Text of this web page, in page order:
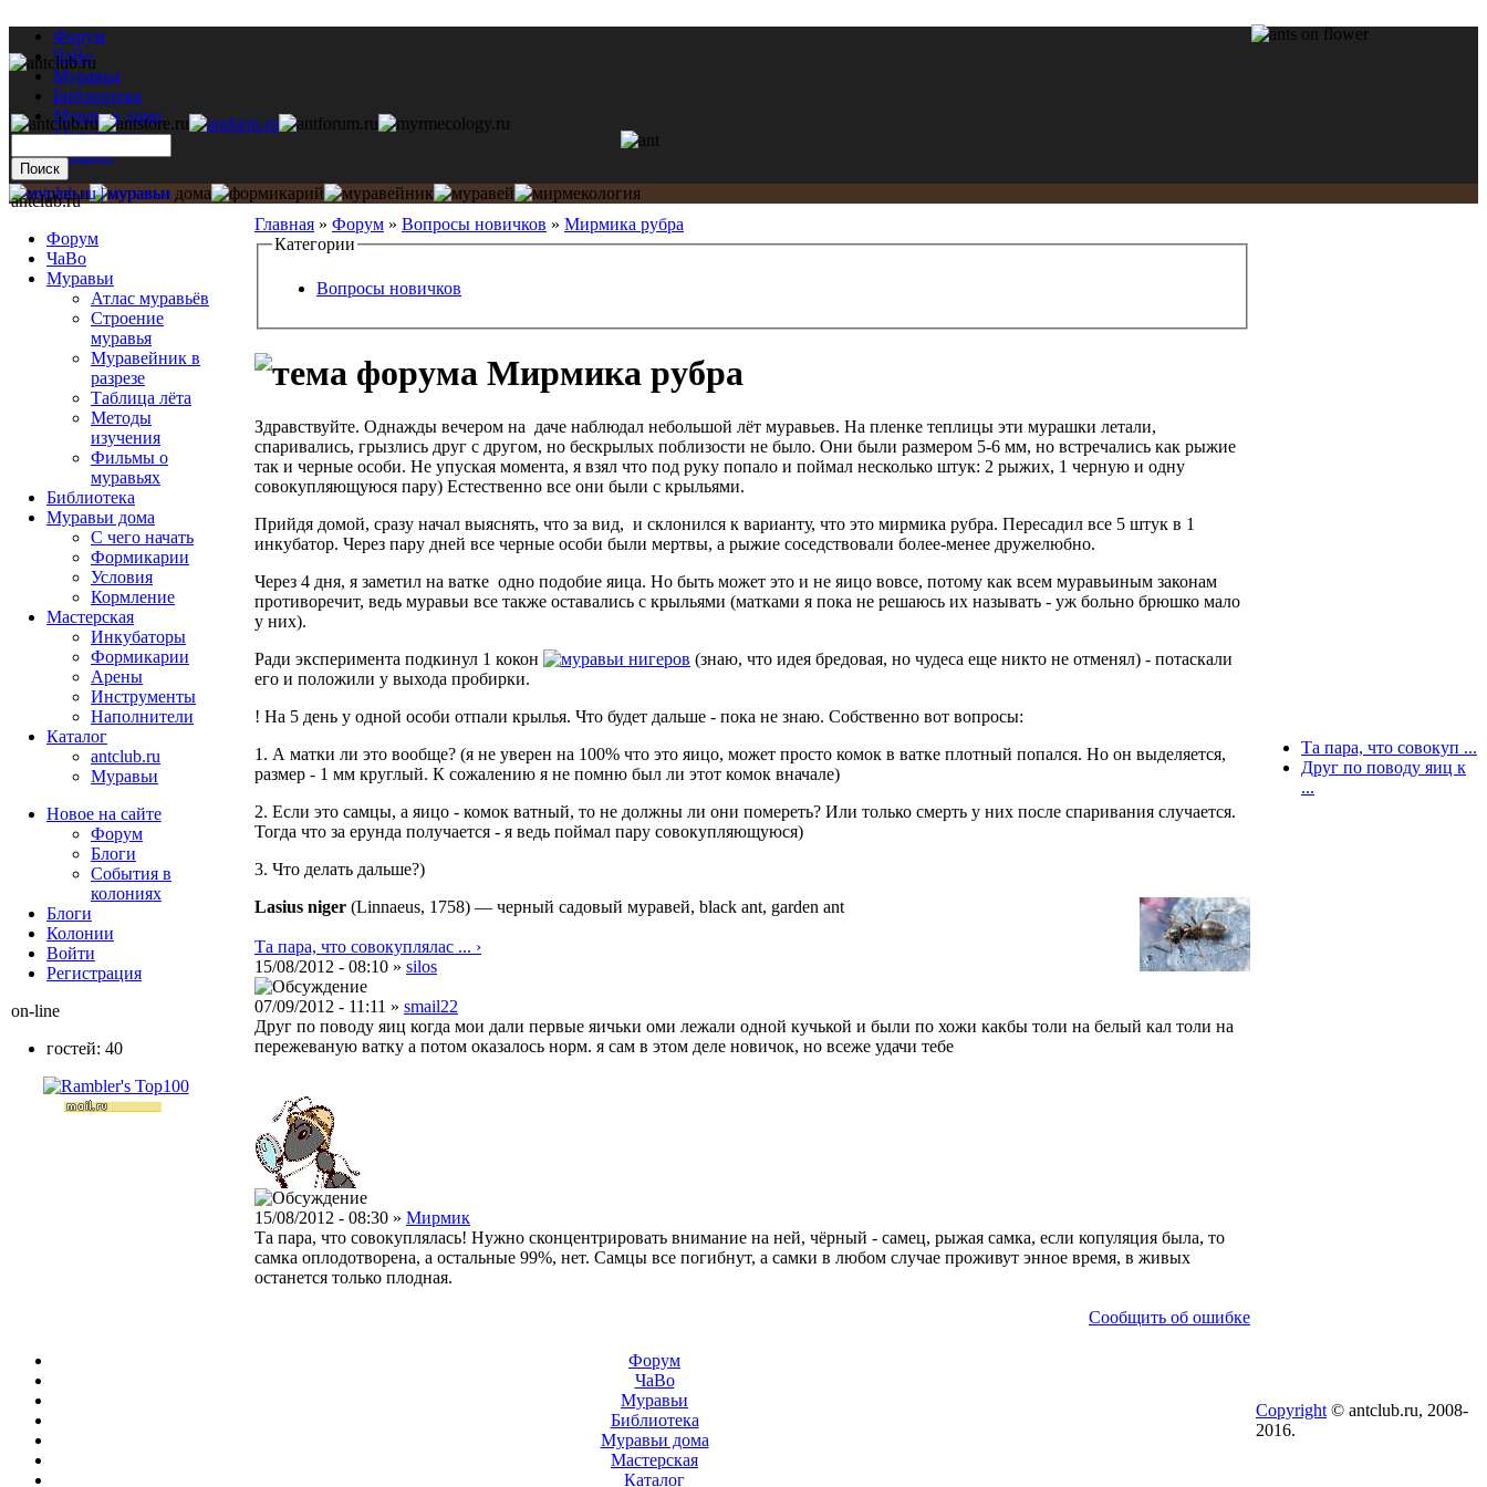
Форум
ЧаВо
Муравьи
Библиотека
Муравьи дома
Мастерская
Каталог
Главная » Форум » Вопросы новичков » Мирмика рубра
Категории
Вопросы новичков
Мирмика рубра
Здравствуйте. Однажды вечером на даче наблюдал небольшой лёт муравьев. На пленке теплицы эти мурашки летали,
спаривались, грызлись друг с другом, но бескрылых поблизости не было. Они были размером 5-6 мм, но встречались как рыжие
так и черные особи. Не упуская момента, я взял что под руку попало и поймал несколько штук: 2 рыжих, 1 черную и одну
совокупляющуюся пару) Естественно все они были с крыльями.
Прийдя домой, сразу начал выяснять, что за вид, и склонился к варианту, что это мирмика рубра. Пересадил все 5 штук в 1
инкубатор. Через пару дней все черные особи были мертвы, а рыжие соседствовали более-менее дружелюбно.
Через 4 дня, я заметил на ватке одно подобие яица. Но быть может это и не яицо вовсе, потому как всем муравьиным законам
противоречит, ведь муравьи все также оставались с крыльями (матками я пока не решаюсь их называть - уж больно брюшко мало
у них).
Ради эксперимента подкинул 1 кокон
нигеров (знаю, что идея бредовая, но чудеса еще никто не отменял) - потаскали
его и положили у выхода пробирки.
! На 5 день у одной особи отпали крылья. Что будет дальше - пока не знаю. Собственно вот вопросы:
1. А матки ли это вообще? (я не уверен на 100% что это яицо, может просто комок в ватке плотный попался. Но он выделяется,
размер - 1 мм круглый. К сожалению я не помню был ли этот комок вначале)
2. Если это самцы, а яицо - комок ватный, то не должны ли они помереть? Или только смерть у них после спаривания случается.
Тогда что за ерунда получается - я ведь поймал пару совокупляющуюся)
3. Что делать дальше?)
Lasius niger (Linnaeus, 1758) — черный садовый муравей, black ant, garden ant
Та пара, что совокуплялас ... ›
15/08/2012 - 08:10 » silos
07/09/2012 - 11:11 » smail22
Друг по поводу яиц когда мои дали первые яичьки оми лежали одной кучькой и были по хожи какбы толи на белый кал толи на
пережеваную ватку а потом оказалось норм. я сам в этом деле новичок, но всеже удачи тебе
15/08/2012 - 08:30 » Мирмик
Та пара, что совокуплялась! Нужно сконцентрировать внимание на ней, чёрный - самец, рыжая самка, если копуляция была, то
самка оплодотворена, а остальные 99%, нет. Самцы все погибнут, а самки в любом случае проживут энное время, в живых
останется только плодная.
Сообщить об ошибке
antclub.ru
Форум
ЧаВо
Муравьи
Атлас муравьёв
Строение
муравья
Муравейник в
разрезе
Таблица лёта
Методы
изучения
Фильмы о
муравьях
Библиотека
Муравьи дома
С чего начать
Формикарии
Условия
Кормление
Мастерская
Инкубаторы
Формикарии
Арены
Инструменты
Наполнители
Каталог
antclub.ru
Муравьи
Новое на сайте
Форум
Блоги
События в
колониях
Блоги
Колонии
Войти
Peгиcтpaция
on-line
гостей: 40
Та пара, что совокуп ...
Друг по поводу яиц к
...
Форум
ЧаВо
Муравьи
Библиотека
Муравьи дома
Мастерская
Каталог
Copyright © antclub.ru, 2008-
2016.